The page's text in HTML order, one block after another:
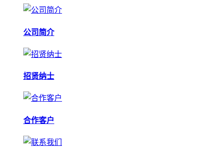
公司简介
招贤纳士
合作客户